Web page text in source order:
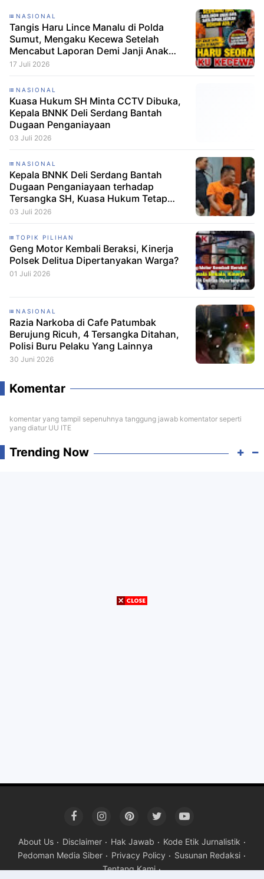
NASIONAL
Tangis Haru Lince Manalu di Polda
Sumut, Mengaku Kecewa Setelah
Mencabut Laporan Demi Janji Anak
Dibebaskan
17 Juli 2026
NASIONAL
Kuasa Hukum SH Minta CCTV Dibuka,
Kepala BNNK Deli Serdang Bantah
Dugaan Penganiayaan
03 Juli 2026
NASIONAL
Kepala BNNK Deli Serdang Bantah
Dugaan Penganiayaan terhadap
Tersangka SH, Kuasa Hukum Tetap
Minta CCTV Dibuka
03 Juli 2026
TOPIK PILIHAN
Geng Motor Kembali Beraksi, Kinerja
Polsek Delitua Dipertanyakan Warga?
01 Juli 2026
NASIONAL
Razia Narkoba di Cafe Patumbak
Berujung Ricuh, 4 Tersangka Ditahan,
Polisi Buru Pelaku Yang Lainnya
30 Juni 2026
Komentar
komentar yang tampil sepenuhnya tanggung jawab komentator seperti
yang diatur UU ITE
Trending Now
About Us Disclaimer Hak Jawab
Kode Etik Jurnalistik
Pedoman Media Siber
Privacy Policy
Susunan Redaksi
Tentang Kami